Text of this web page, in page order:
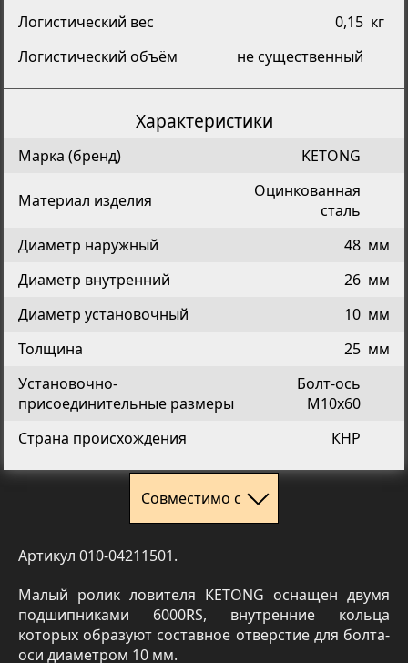
Логистический вес 0,15 кг
Логистический объём
не существенный
Характеристики
Марка (бренд) KETONG
Материал изделия
Оцинкованная
сталь
Диаметр наружный
48 мм
Диаметр внутренний
26 мм
Диаметр установочный
10 мм
Толщина
25 мм
Установочно-
присоединительные размеры
Болт-ось
М10х60
Страна происхождения
КНР
Совместимо с
Артикул 010-04211501.
Малый ролик ловителя KETONG оснащен двумя
подшипниками 6000RS, внутренние кольца
которых образуют составное отверстие для болта-
оси диаметром 10 мм.